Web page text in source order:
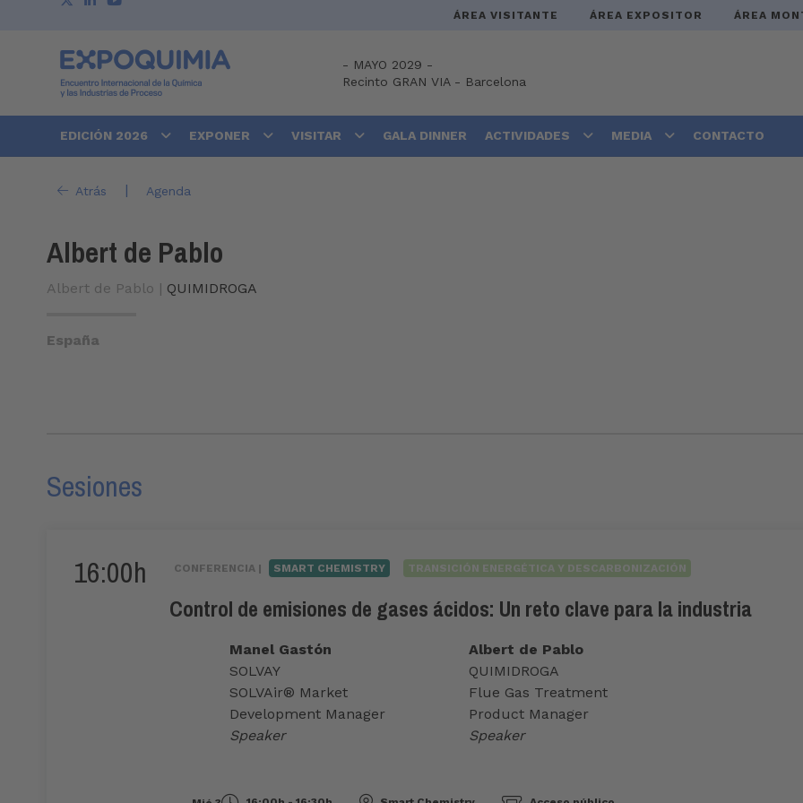
ÁREA VISITANTE ÁREA EXPOSITOR ÁREA
- MAYO 2029 -
Recinto GRAN VIA- Barcelona
EDICIÓN 2026 EXPONER VISITAR GALA DINNER ACTIVIDADES MEDIA CONTACTO
Atrás | Agenda
Albert de Pablo
Albert de Pablo | QUIMIDROGA
España
Sesiones
16:00h CONFERENCIA | SMART CHEMISTRY TRANSICIÓN ENERGÉTICA Y DESCARBONIZACIÓN
Control de emisiones de gases ácidos: Un reto clave para la industria
Manel Gastón
SOLVAY
SOLVAir® Market
Development Manager
Speaker
Albert de Pablo
QUIMIDROGA
Flue Gas Treatment
Product Manager
Speaker